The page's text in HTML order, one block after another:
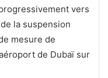
vers
la suspension
mesure de
de Dubaï sur